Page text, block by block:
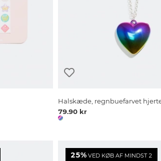
Halskæde, regnbuefarvet
79.90 kr
25% VED KØB AF MINDST 2